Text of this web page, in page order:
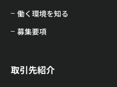
働く環境を知る
募集要項
取引先紹介